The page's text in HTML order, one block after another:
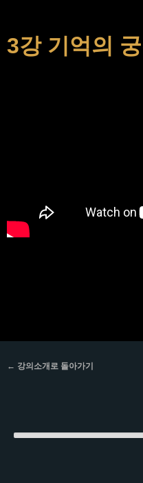
← 강의소개로 돌아가기
3강 기억의 궁